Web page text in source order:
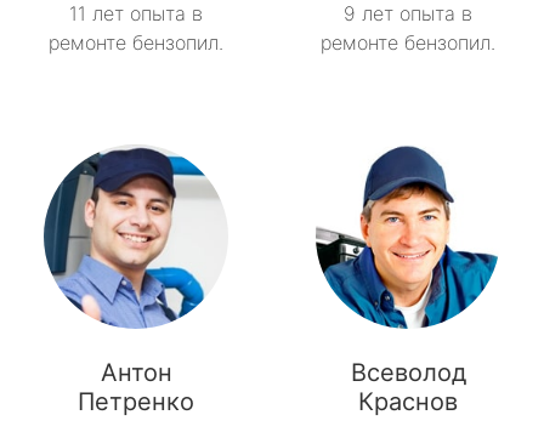
11 лет опыта в
ремонте бензопил.
9 лет опыта в
ремонте бензопил.
Антон
Петренко
Всеволод
Краснов